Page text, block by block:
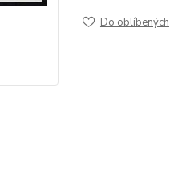
Do oblíbených